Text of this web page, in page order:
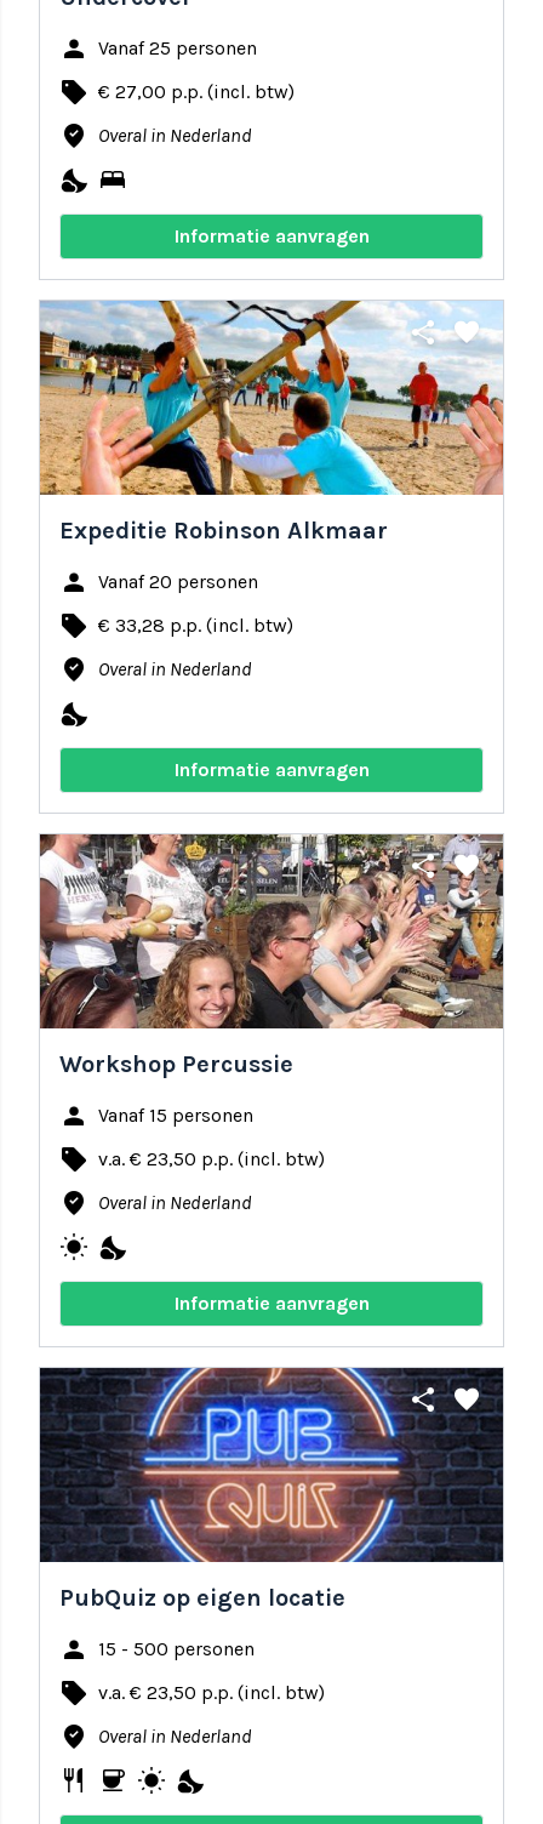
person Vanaf 25 personen
local_offer € 27,00 p.p. (incl. btw)
where_to_vote Overal in Nederland
nights_stay bed
Informatie aanvragen
share favorite
Expeditie Robinson Alkmaar
person Vanaf 20 personen
local_offer € 33,28 p.p. (incl. btw)
where_to_vote Overal in Nederland
nights_stay
Informatie aanvragen
share favorite
Workshop Percussie
person Vanaf 15 personen
local_offer v.a. € 23,50 p.p. (incl. btw)
where_to_vote Overal in Nederland
wb_sunny nights_stay
Informatie aanvragen
share favorite
PubQuiz op eigen locatie
person 15 - 500 personen
local_offer v.a. € 23,50 p.p. (incl. btw)
where_to_vote Overal in Nederland
restaurant coffee wb_sunny nights_stay